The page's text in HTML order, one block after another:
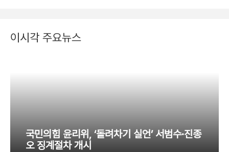
이시각 주요뉴스
국민의힘 윤리위, ‘돌려차기 실언’ 서범수·진종
오 징계절차 개시